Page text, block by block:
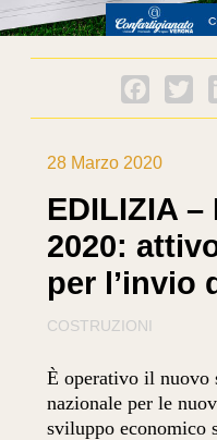
28 Marzo 2020
EDILIZIA
2020:
per l’invio
COSTRUZIONI
È operativo il nuovo
nazionale per le
sviluppo economico